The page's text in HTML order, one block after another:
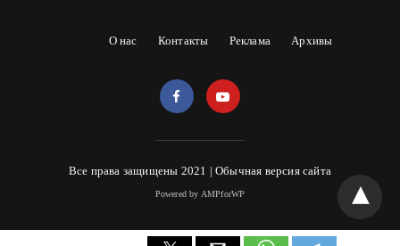
О нас Контакты Реклама Архивы
Все права защищены 2021 |Обычная версия сайта
Powered by AMPforWP